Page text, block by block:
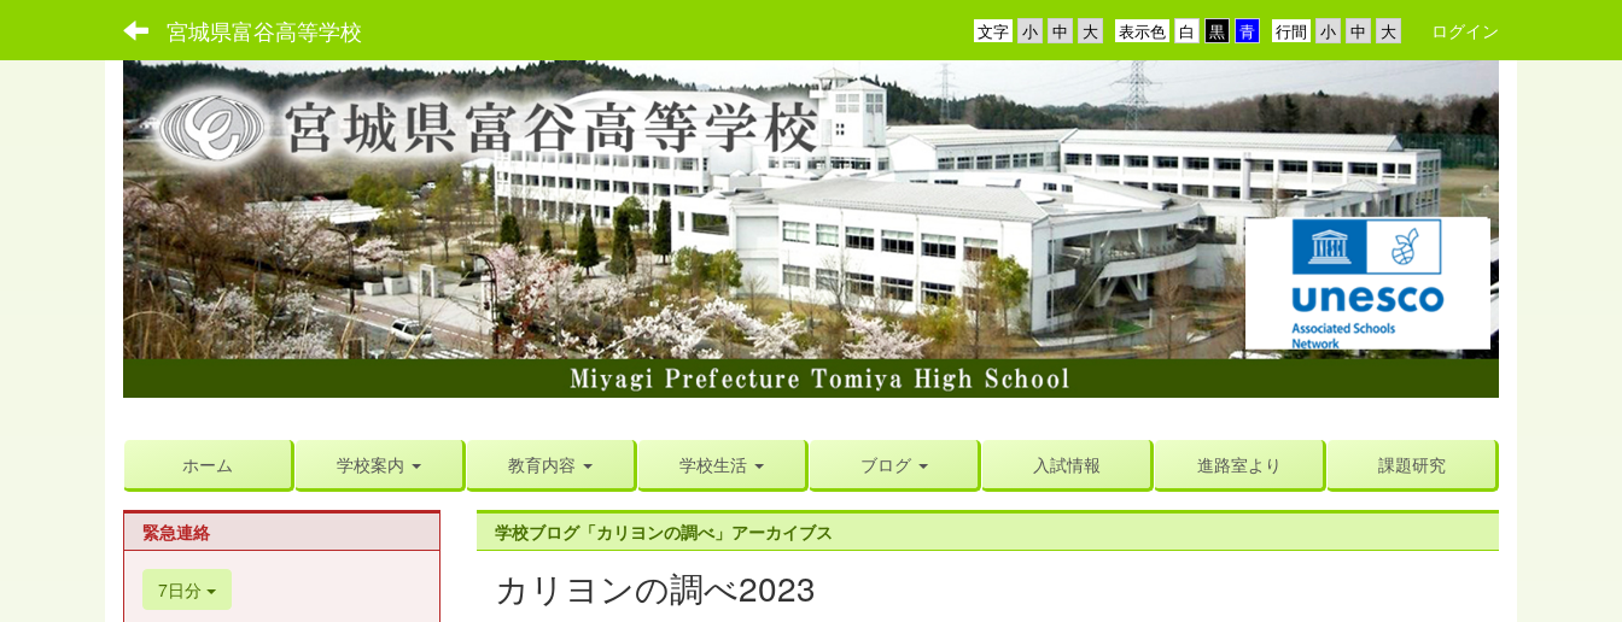
宮城県富谷高等学校 行間
表示色
文字 ログイン
ホーム 学校案内 教育内容 学校生活 ブログ 入試情報 進路室より 課題研究
学校ブログ「カリヨンの調べ」アーカイブス
カリヨンの調べ2023
緊急連絡
7日分